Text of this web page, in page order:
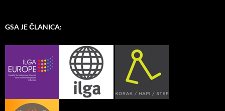
GSA JE ČLANICA: